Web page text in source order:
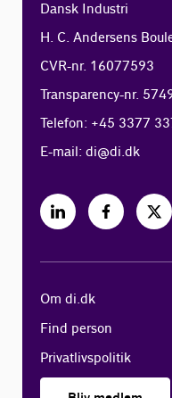
Dansk Industri
H. C. Andersens
CVR-nr. 16077593
Transparency-nr.
Telefon: +45 3377
E-mail:di@di.dk
Om di.dk
Find person
Privatlivspolitik